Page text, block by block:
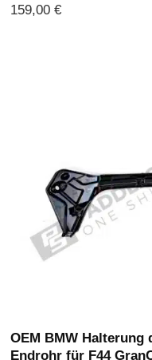
159,00€
OEM BMW Halterung
Endrohr für F44